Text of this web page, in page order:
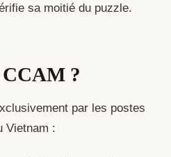
sa moitié du puzzle.
?
par les postes
Vietnam :